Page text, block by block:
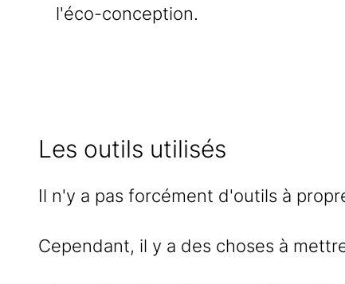
l'éco-conception.
Les outils utilisés
Il n'y a pas forcément d'outils à
Cependant, il y a des choses à